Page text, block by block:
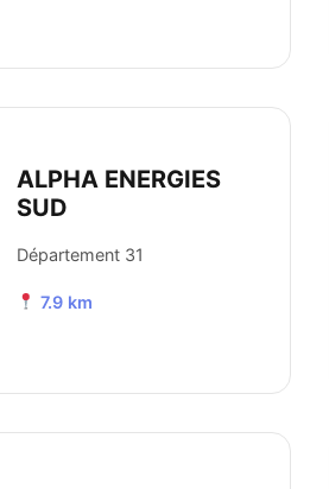
ALPHA ENERGIES
SUD
Département 31
7.9 km